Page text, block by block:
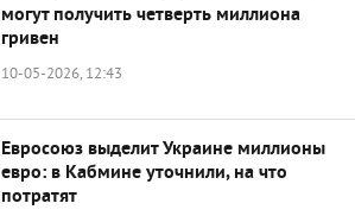
могут получить четверть миллиона
гривен
10-05-2026, 12:43
Евросоюз выделит Украине миллионы
евро: в Кабмине уточнили, на что
потратят